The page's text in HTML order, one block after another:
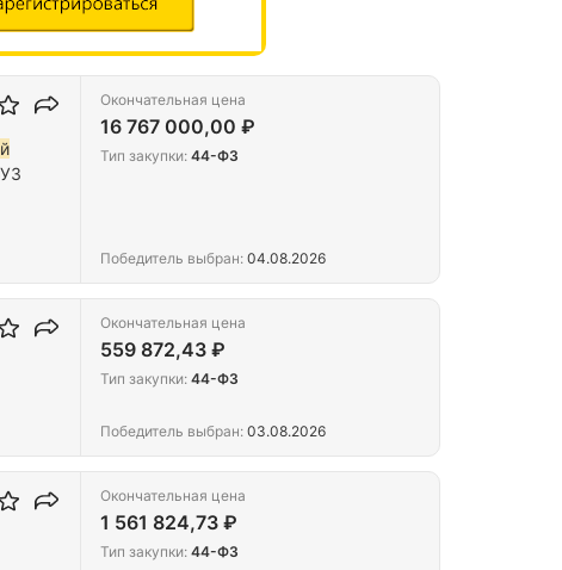
Окончательная цена
16 767 000,00 ₽
Тип закупки: 44-ФЗ
Победитель выбран: 04.08.2026
Окончательная цена
559 872,43 ₽
Тип закупки: 44-ФЗ
Победитель выбран: 03.08.2026
Окончательная цена
1 561 824,73 ₽
Тип закупки: 44-ФЗ